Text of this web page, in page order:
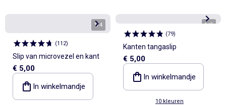
1/4
(112)
Slip van microvezel en kant
€ 5,00
In winkelmandje
1/5
(79)
Kanten tangaslip
€ 5,00
In winkelmandje
10 kleuren